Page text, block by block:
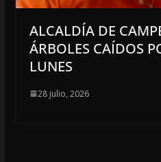
ALCALDÍA DE
ÁRBOLES CAÍDOS
LUNES
28 julio, 2026